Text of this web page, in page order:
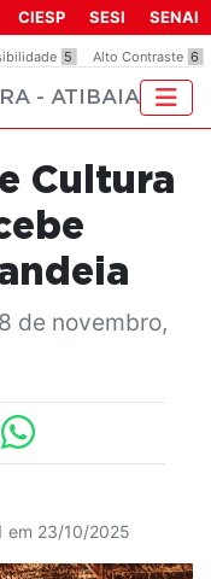
5 Alto Contraste 6
CIESP SESI SENAI
- ATIBAIA
Cultura
de novembro,
em 23/10/2025